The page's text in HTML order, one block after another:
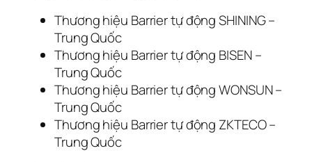
Thương hiệu Barrier tự động SHINING –
Trung Quốc
Thương hiệu Barrier tự động BISEN –
Trung Quốc
Thương hiệu Barrier tự động WONSUN –
Trung Quốc
Thương hiệu Barrier tự động ZKTECO –
Trung Quốc